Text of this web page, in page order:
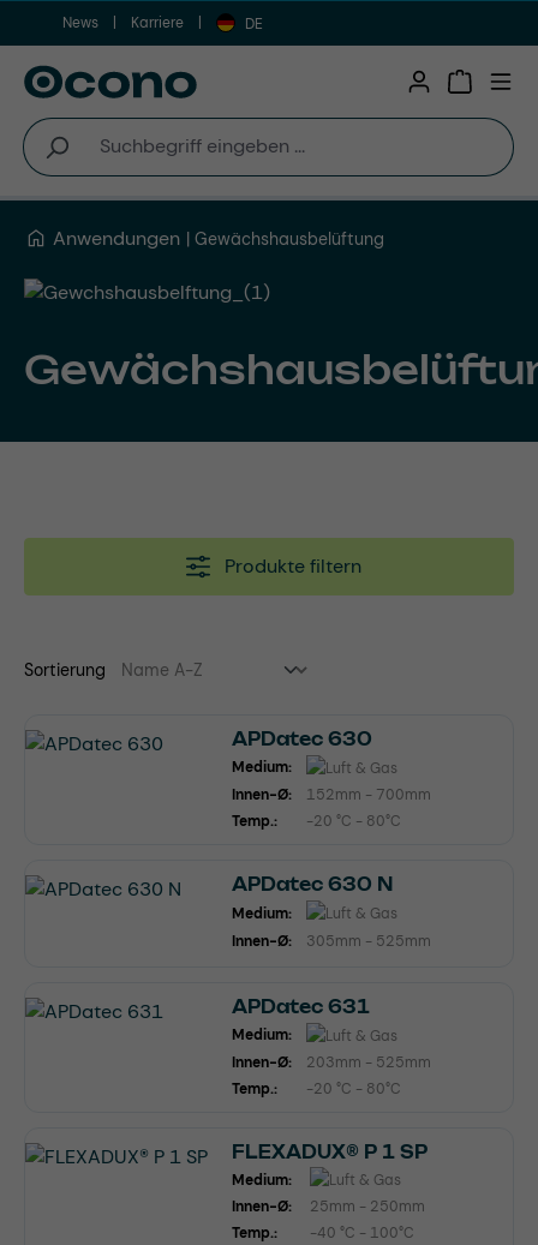
Zum Hauptinhalt springen
News Karriere DE
Anwendungen Gewächshausbelüftung
Produkte filtern
Sortierung
APDatec 630
Medium:
Innen-Ø:
152mm - 700mm
Temp.:
-20 °C - 80°C
APDatec 630 N
Medium:
Innen-Ø:
305mm - 525mm
APDatec 631
Medium:
Innen-Ø:
203mm - 525mm
Temp.:
-20 °C - 80°C
FLEXADUX® P 1 SP
Medium:
Innen-Ø:
25mm - 250mm
Temp.:
-40 °C - 100°C